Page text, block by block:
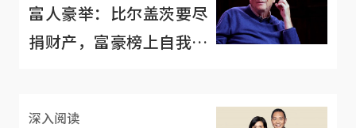
富人豪举：比尔盖茨要尽
捐财产，富豪榜上自我
深入阅读